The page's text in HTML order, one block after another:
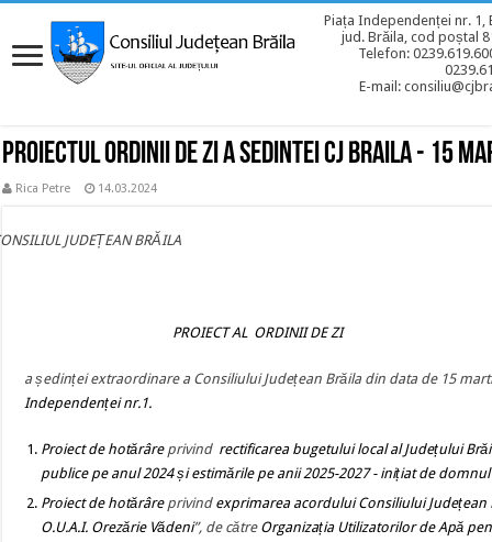
Piața Independenței nr. 1,
jud. Brăila, cod poștal
Telefon:
E-mail:
Proiectul ordinii de zi a sedintei CJ BRAILA - 15
Rica Petre 14.03.2024
JUDEȚEAN BRĂILA
AL ORDINII DE ZI
a ședinței extraordinare a Consiliului Județean Brăila din data de 15
Independenței nr.1.
Proiect de hotărâre privind rectificarea bugetului local al Județului
publice pe anul 2024 și estimările pe anii 2025-2027 - inițiat de domnul
Proiect de hotărâre privind exprimarea acordului Consiliului Județean
O.U.A.I. Orezărie Vădeni”, de către Organizația Utilizatorilor de Apă